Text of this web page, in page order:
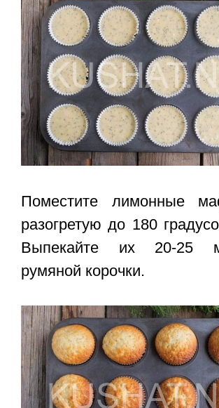
Поместите лимонные
разогретую до 180
Выпекайте их 20-25
румяной корочки.